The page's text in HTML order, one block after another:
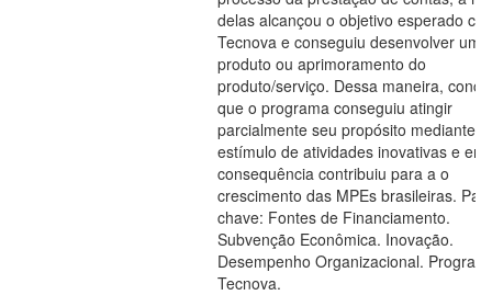
delas alcançou o objetivo esperado
Tecnova e conseguiu desenvolver um
produto ou aprimoramento do
produto/serviço. Dessa maneira,
que o programa conseguiu atingir
parcialmente seu propósito mediante o
estímulo de atividades inovativas e em
consequência contribuiu para a o
crescimento das MPEs brasileiras.
chave: Fontes de Financiamento.
Subvenção Econômica. Inovação.
Desempenho Organizacional.
Tecnova.